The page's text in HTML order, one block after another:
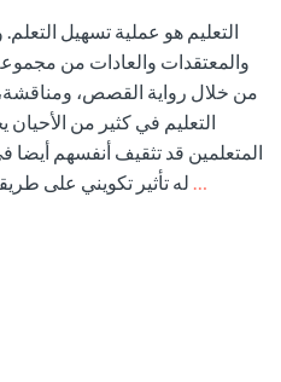
التعليم هو عملية تسهيل
والمعتقدات والعادات من
من خلال رواية القصص، ومناقشة،
التعليم في كثير من
المتعلمين قد تثقيف أنفسهم أيضا